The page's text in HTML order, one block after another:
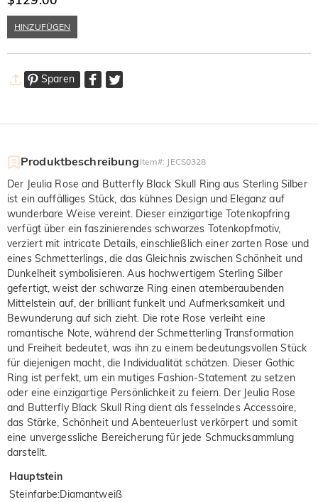
HINZUFÜGEN
Sparen
Produktbeschreibung Item#: JECS0328
Der Jeulia Rose and Butterfly Black Skull Ring aus Sterling Silber
ist ein auffälliges Stück, das kühnes Design und Eleganz auf
wunderbare Weise vereint. Dieser einzigartige Totenkopfring
verfügt über ein faszinierendes schwarzes Totenkopfmotiv,
verziert mit intricate Details, einschließlich einer zarten Rose und
eines Schmetterlings, die das Gleichnis zwischen Schönheit und
Dunkelheit symbolisieren. Aus hochwertigem Sterling Silber
gefertigt, weist der schwarze Ring einen atemberaubenden
Mittelstein auf, der brilliant funkelt und Aufmerksamkeit und
Bewunderung auf sich zieht. Die rote Rose verleiht eine
romantische Note, während der Schmetterling Transformation
und Freiheit bedeutet, was ihn zu einem bedeutungsvollen Stück
für diejenigen macht, die Individualität schätzen. Dieser Gothic
Ring ist perfekt, um ein mutiges Fashion-Statement zu setzen
oder eine einzigartige Persönlichkeit zu feiern. Der Jeulia Rose
and Butterfly Black Skull Ring dient als fesselndes Accessoire,
das Stärke, Schönheit und Abenteuerlust verkörpert und somit
eine unvergessliche Bereicherung für jede Schmucksammlung
darstellt.
Hauptstein
Steinfarbe:Diamantweiß